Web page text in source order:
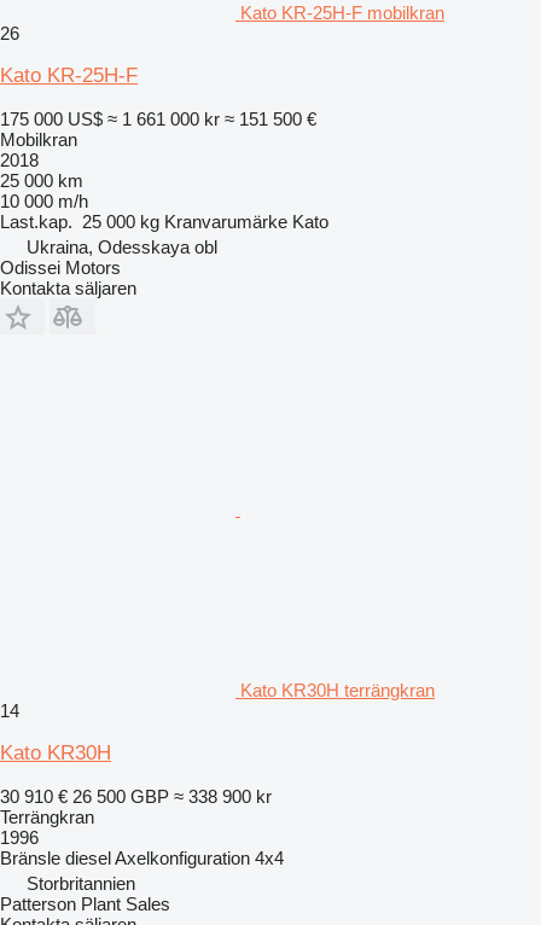
Kato KR-25H-F mobilkran
26
Kato KR-25H-F
175 000 US$ ≈ 1 661 000 kr ≈ 151 500 €
Mobilkran
2018
25 000 km
10 000 m/h
Last.kap. 25 000 kg Kranvarumärke Kato
Ukraina, Odesskaya obl
Odissei Motors
Kontakta säljaren
Kato KR30H terrängkran
14
Kato KR30H
30 910 € 26 500 GBP ≈ 338 900 kr
Terrängkran
1996
Bränsle dieselAxelkonfiguration 4x4
Storbritannien
Patterson Plant Sales